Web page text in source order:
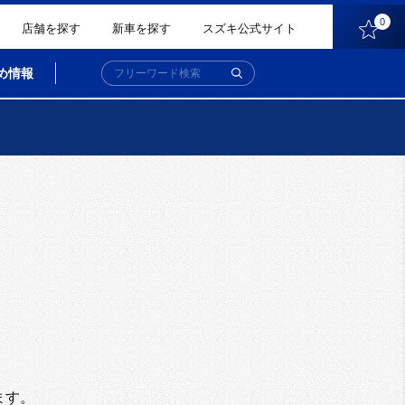
店舗を探す 新車を探す スズキ公式サイト 0
情報
す。